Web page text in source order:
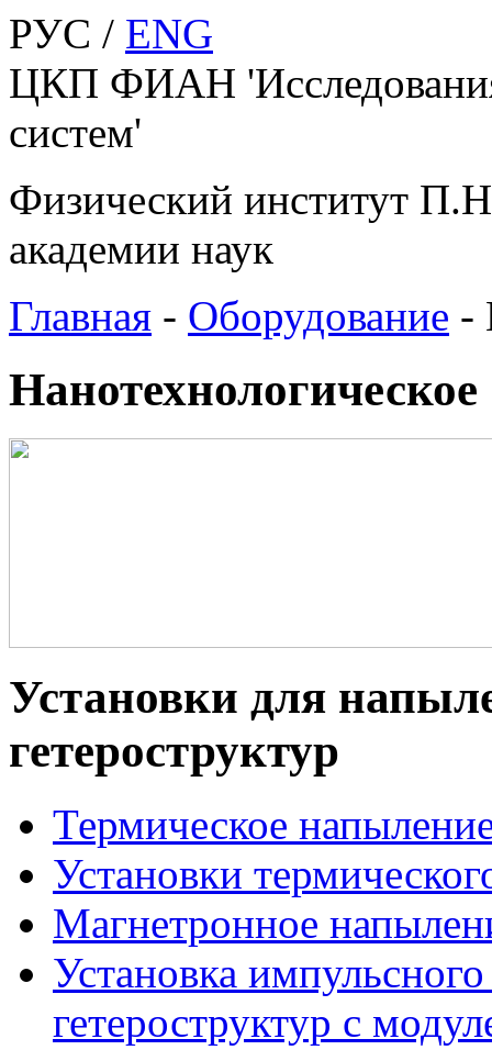
РУС / ENG
ЦКП ФИАН
систем'
Физический институт
академии наук
Главная - Оборудование -
Нанотехнологическое
Установки для
гетероструктур
Термическое
Установки
Магнетронное
Установка
гетероструктур с